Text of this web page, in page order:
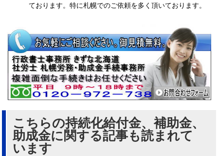
ております。特に札幌でのご依頼を多く頂いております。
こちらの持続化給付金、補助金、
助成金に関する記事も読まれて
います